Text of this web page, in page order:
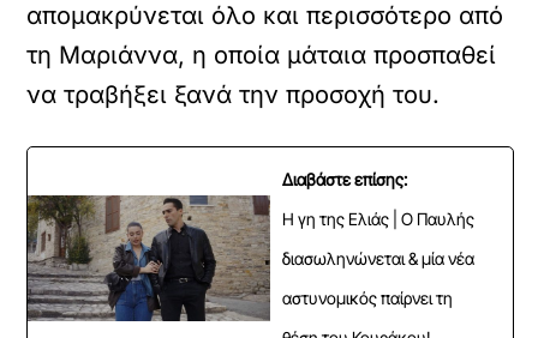
απομακρύνεται όλο και περισσότερο από
τη Μαριάννα, η οποία μάταια προσπαθεί
να τραβήξει ξανά την προσοχή του.
Διαβάστε επίσης:
Η γη της Ελιάς | Ο Παυλής
διασωληνώνεται & μία νέα
αστυνομικός παίρνει τη